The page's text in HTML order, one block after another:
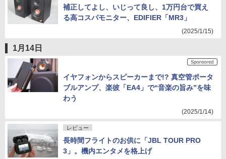
補正してよし、いじって良し、1万円台で買え
る高コスパモニター、EDIFIER「MR3」
(2025/1/15)
1月14日
イヤフォンからスピーカーまで!? 真空管ポータ
ブルアンプ、楽彼「EA4」で“音楽の旨み”を味
わう
(2025/1/14)
レビュー
長時間フライトのお供に「JBL TOUR PRO
3」。機内エンタメを格上げ